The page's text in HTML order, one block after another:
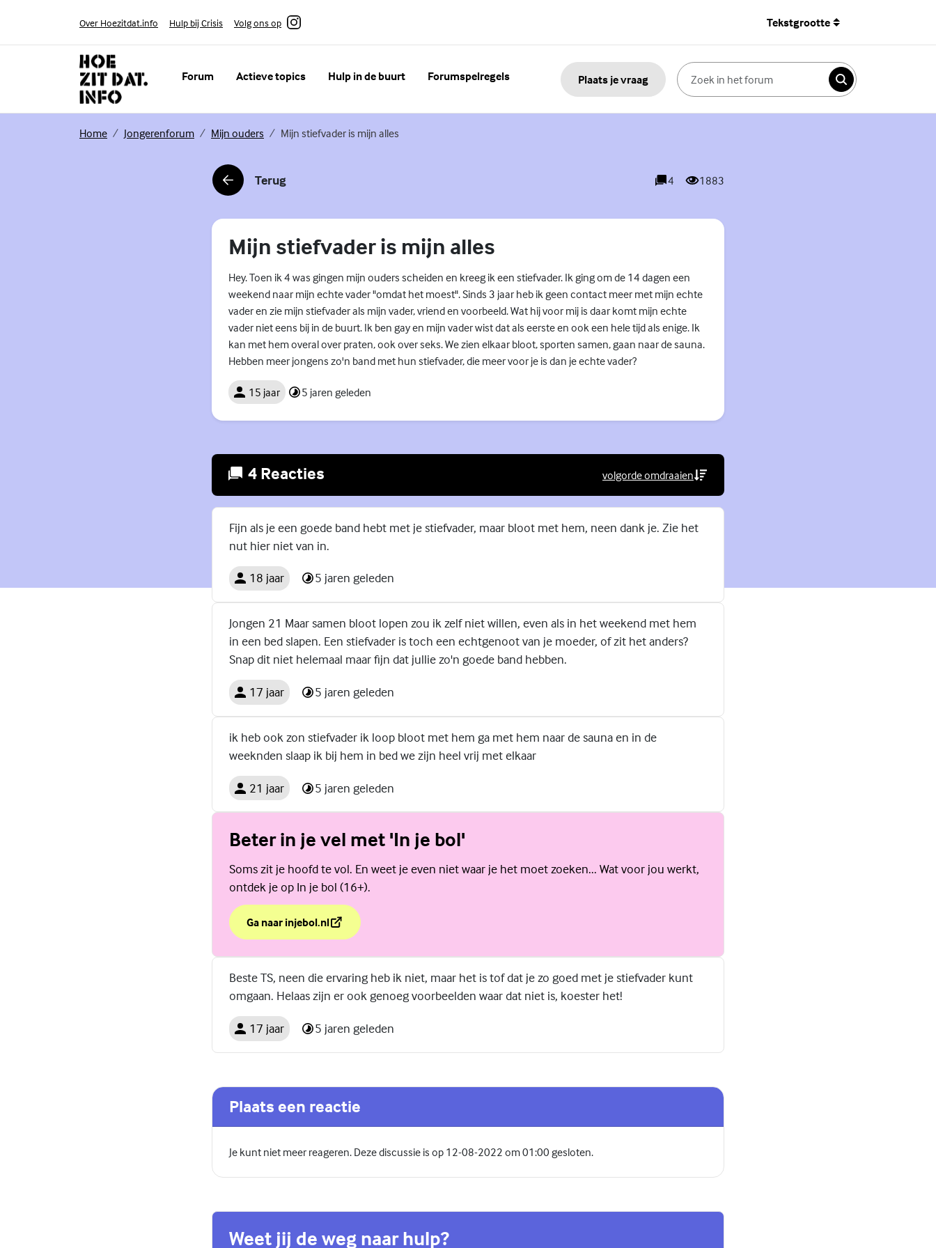
Over Hoezitdat.info Hulp bij Crisis Volg ons op
Instagram Tekstgrootte
Forum Actieve topics Hulp in de buurt Forumspelregels Plaats je vraag
Zoeken
Home(Externe link)
Jongerenforum(Externe link)
Mijn ouders (Externe link)
Mijn stiefvader is mijn alles
Terug
(Externe link) 4
reacties
1883
weergaves
Mijn stiefvader is mijn alles
Hey. Toen ik 4 was gingen mijn ouders scheiden en kreeg ik een stiefvader. Ik ging om de 14 dagen een
weekend naar mijn echte vader "omdat het moest". Sinds 3 jaar heb ik geen contact meer met mijn echte
vader en zie mijn stiefvader als mijn vader, vriend en voorbeeld. Wat hij voor mij is daar komt mijn echte
vader niet eens bij in de buurt. Ik ben gay en mijn vader wist dat als eerste en ook een hele tijd als enige. Ik
kan met hem overal over praten, ook over seks. We zien elkaar bloot, sporten samen, gaan naar de sauna.
Hebben meer jongens zo'n band met hun stiefvader, die meer voor je is dan je echte vader?
15 jaar 5 jaren geleden
4 Reacties volgorde omdraaien
(Externe link)
Fijn als je een goede band hebt met je stiefvader, maar bloot met hem, neen dank je. Zie het
nut hier niet van in.
18 jaar 5 jaren geleden
Jongen 21 Maar samen bloot lopen zou ik zelf niet willen, even als in het weekend met hem
in een bed slapen. Een stiefvader is toch een echtgenoot van je moeder, of zit het anders?
Snap dit niet helemaal maar fijn dat jullie zo'n goede band hebben.
17 jaar 5 jaren geleden
ik heb ook zon stiefvader ik loop bloot met hem ga met hem naar de sauna en in de
weeknden slaap ik bij hem in bed we zijn heel vrij met elkaar
21 jaar 5 jaren geleden
Beter in je vel met 'In je bol'
Soms zit je hoofd te vol. En weet je even niet waar je het moet zoeken... Wat voor jou werkt,
ontdek je op In je bol (16+).
Ga naar injebol.nl
over Beter in je vel met 'In je bol'
(Externe link)
Beste TS, neen die ervaring heb ik niet, maar het is tof dat je zo goed met je stiefvader kunt
omgaan. Helaas zijn er ook genoeg voorbeelden waar dat niet is, koester het!
17 jaar 5 jaren geleden
Plaats een reactie
Je kunt niet meer reageren. Deze discussie is op 12-08-2022 om 01:00 gesloten.
Weet jij de weg naar hulp?